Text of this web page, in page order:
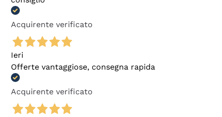
Acquirente verificato
Ieri
Offerte vantaggiose, consegna rapida
Acquirente verificato